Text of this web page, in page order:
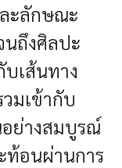
ะลักษณะ
ถึงศิลปะ
เส้นทาง
มเข้ากับ
ย่างสมบูรณ์
ท้อนผ่านการ